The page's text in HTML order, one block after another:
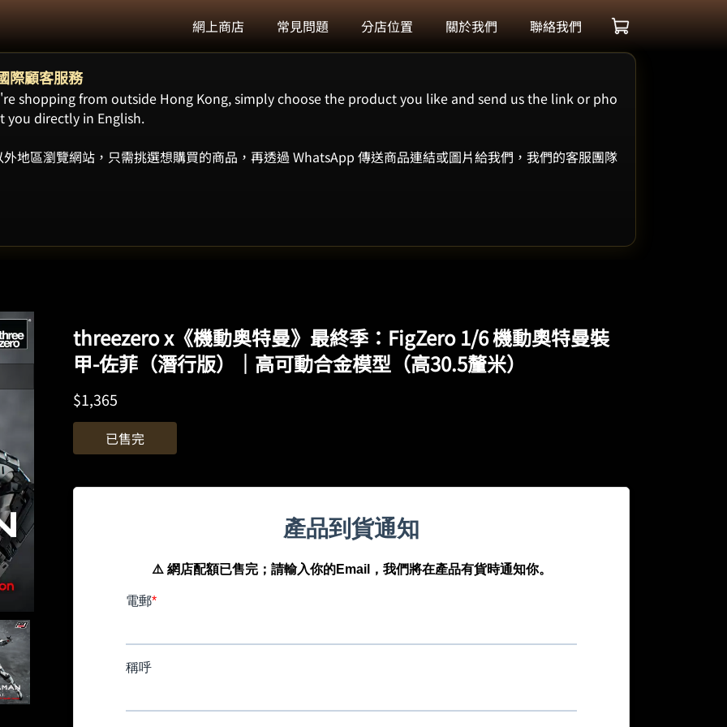
網上商店 常見問題 分店位置 關於我們 聯絡我們
顧客服務
shopping from outside Hong Kong, simply choose the product you like and send us the link or pho
you directly in English.
地區瀏覽網站，只需挑選想購買的商品，再透過 WhatsApp 傳送商品連結或圖片給我們，我們的客服團隊
threezero x《機動奥特曼》最終季：FigZero 1/6 機動奧特曼裝
甲-佐菲（潛行版）｜高可動合金模型（高30.5釐米）
$1,365
已售完